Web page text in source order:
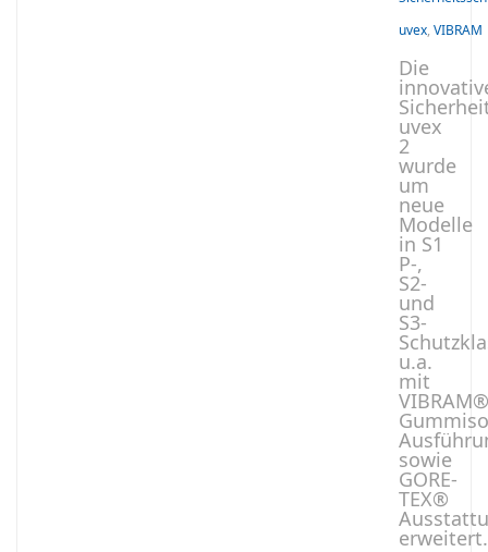
uvex, VIBRAM
Die
uvex
2
wurde
um
neue
Modelle
in S1
P-,
S2-
und
S3-
u.a.
mit
VIBRAM®
sowie
GORE-
TEX®
erweitert.